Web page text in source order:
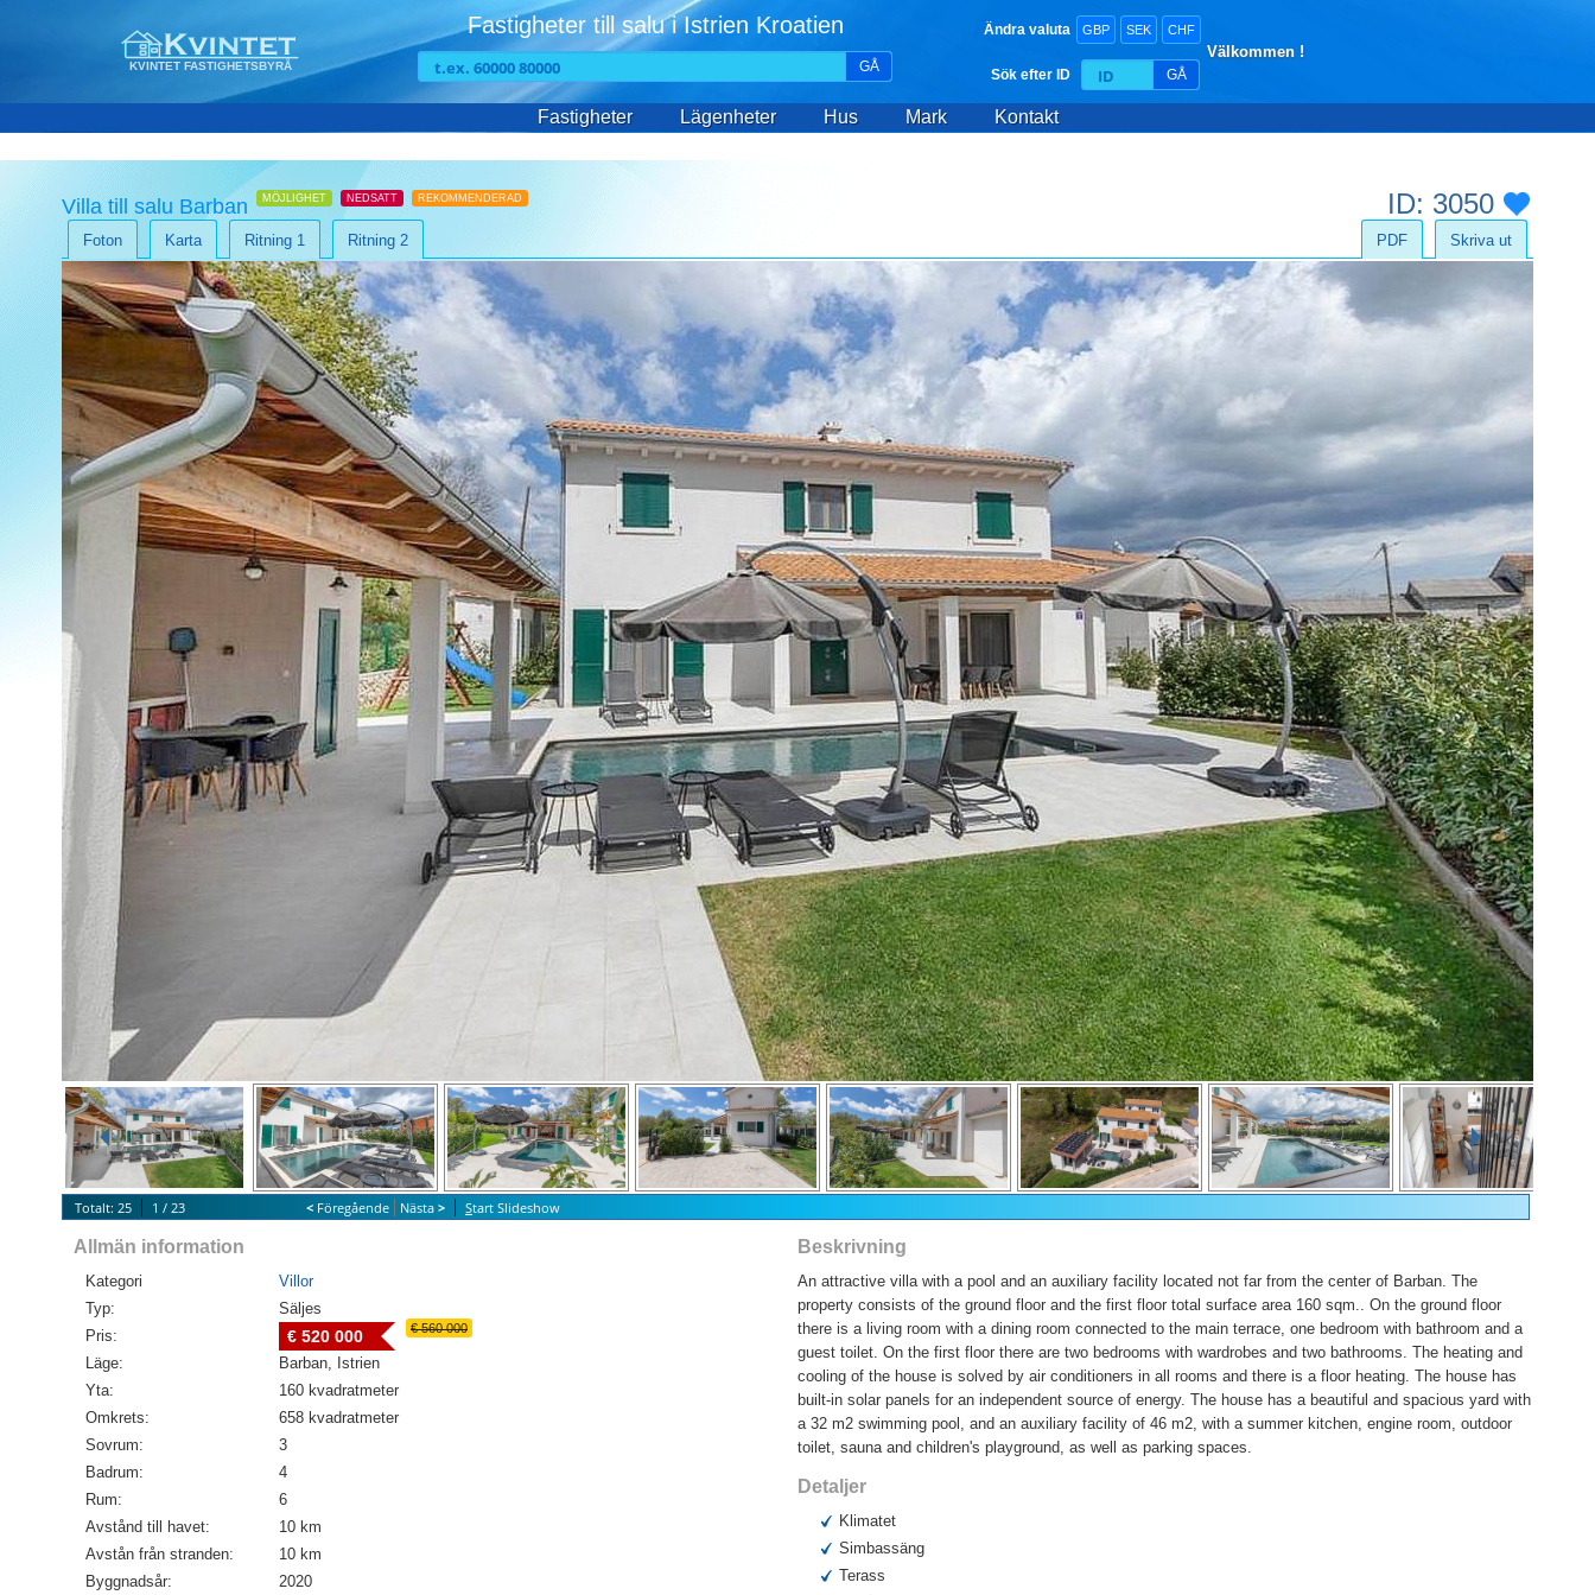
KVINTET FASTIGHETSBYRÅ
Fastigheter till salu i Istrien Kroatien
GÅ
Ändra valuta GBP SEK CHF
Sök efter ID GÅ
Välkommen !
Fastigheter Lägenheter Hus Mark Kontakt
Villa till salu Barban MÖJLIGHET NEDSATT REKOMMENDERAD ID: 3050
Foton Karta Ritning 1 Ritning 2 Skriva ut
PDF
Totalt: 25 1 / 23 < Föregående Nästa > Start Slideshow
Allmän information
Kategori
Villor
Typ:
Säljes
Pris:
€ 520 000 € 560 000
Läge:
Barban, Istrien
Yta:
160 kvadratmeter
Omkrets:
658 kvadratmeter
Sovrum:
3
Badrum:
4
Rum:
6
Avstånd till havet:
10 km
Avstån från stranden:
10 km
Byggnadsår:
2020
Beskrivning
An attractive villa with a pool and an auxiliary facility located not far from the center of Barban. The
property consists of the ground floor and the first floor total surface area 160 sqm.. On the ground floor
there is a living room with a dining room connected to the main terrace, one bedroom with bathroom and a
guest toilet. On the first floor there are two bedrooms with wardrobes and two bathrooms. The heating and
cooling of the house is solved by air conditioners in all rooms and there is a floor heating. The house has
built-in solar panels for an independent source of energy. The house has a beautiful and spacious yard with
a 32 m2 swimming pool, and an auxiliary facility of 46 m2, with a summer kitchen, engine room, outdoor
toilet, sauna and children's playground, as well as parking spaces.
Detaljer
Klimatet
Simbassäng
Terass